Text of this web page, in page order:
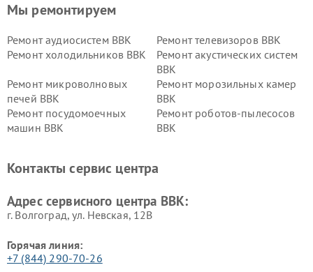
Мы ремонтируем
Ремонт аудиосистем BBK
Ремонт телевизоров BBK
Ремонт холодильников BBK
Ремонт акустических систем
BBK
Ремонт микроволновых
печей BBK
Ремонт морозильных камер
BBK
Ремонт посудомоечных
машин BBK
Ремонт роботов-пылесосов
BBK
Ремонт винных шкафов BBK
Контакты сервис центра
Адрес сервисного центра BBK:
г. Волгоград, ул. Невская, 12В
Горячая линия:
+7 (844) 290-70-26